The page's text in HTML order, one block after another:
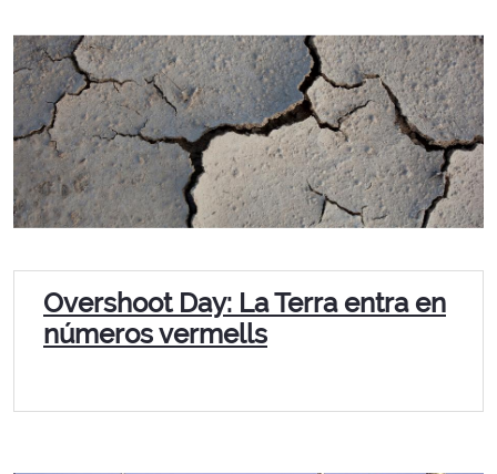
Overshoot Day: La Terra entra en
números vermells